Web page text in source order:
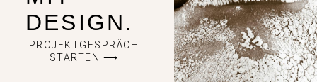
DESIGN.
PROJEKTGESPRÄCH
STARTEN ⟶